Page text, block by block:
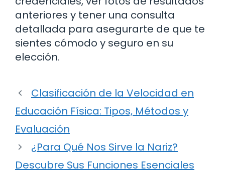
anteriores y tener una consulta
detallada para asegurarte de que te
sientes cómodo y seguro en su
elección.
Clasificación de la Velocidad en
Educación Física: Tipos, Métodos y
Evaluación
¿Para Qué Nos Sirve la Nariz?
Descubre Sus Funciones Esenciales